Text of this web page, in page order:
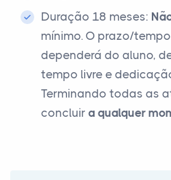
Duração 18 meses:
mínimo. O prazo/
dependerá do aluno,
tempo livre e
Terminando todas as
concluir a qualquer